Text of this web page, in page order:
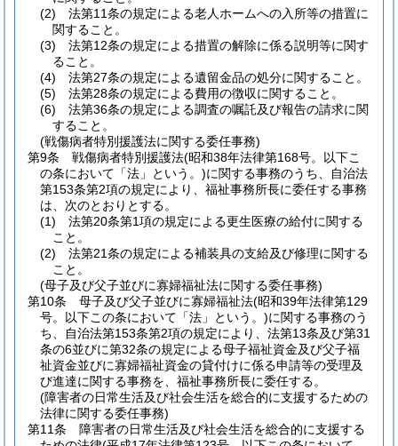
(2)
法第11条の規定による老人ホームへの入所等の措置に
関すること。
(3)
法第12条の規定による措置の解除に係る説明等に関す
ること。
(4)
法第27条の規定による遺留金品の処分に関すること。
(5)
法第28条の規定による費用の徴収に関すること。
(6)
法第36条の規定による調査の嘱託及び報告の請求に関
すること。
(戦傷病者特別援護法に関する委任事務)
第9条
戦傷病者特別援護法(昭和38年法律第168号。以下こ
の条において「法」という。)に関する事務のうち、自治法
第153条第2項の規定により、福祉事務所長に委任する事務
は、次のとおりとする。
(1)
法第20条第1項の規定による更生医療の給付に関する
こと。
(2)
法第21条の規定による補装具の支給及び修理に関する
こと。
(母子及び父子並びに寡婦福祉法に関する委任事務)
第10条
母子及び父子並びに寡婦福祉法(昭和39年法律第129
号。以下この条において「法」という。)に関する事務のう
ち、自治法第153条第2項の規定により、法第13条及び第31
条の6並びに第32条の規定による母子福祉資金及び父子福
祉資金並びに寡婦福祉資金の貸付けに係る申請等の受理及
び進達に関する事務を、福祉事務所長に委任する。
(障害者の日常生活及び社会生活を総合的に支援するための
法律に関する委任事務)
第11条
障害者の日常生活及び社会生活を総合的に支援する